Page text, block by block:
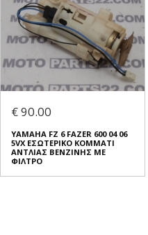
€ 90.00
YAMAHA FZ 6 FAZER 600 04 06
5VX ΕΣΩΤΕΡΙΚΟ ΚΟΜΜΑΤΙ
ΑΝΤΛΙΑΣ ΒΕΝΖΙΝΗΣ ΜΕ
ΦΙΛΤΡΟ